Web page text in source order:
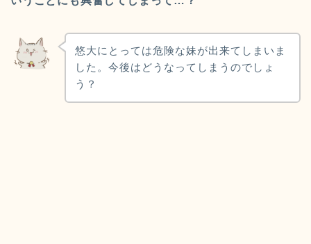
悠大にとっては危険な妹が出来てしまいま
した。今後はどうなってしまうのでしょ
う？